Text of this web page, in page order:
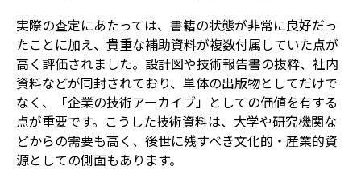
実際の査定にあたっては、書籍の状態が非常に良好だっ
たことに加え、貴重な補助資料が複数付属していた点が
高く評価されました。設計図や技術報告書の抜粋、社内
資料などが同封されており、単体の出版物としてだけで
なく、「企業の技術アーカイブ」としての価値を有する
点が重要です。こうした技術資料は、大学や研究機関な
どからの需要も高く、後世に残すべき文化的・産業的資
源としての側面もあります。